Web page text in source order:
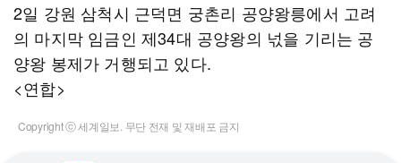
2일 강원 삼척시 근덕면 궁촌리 공양왕릉에서 고려
의 마지막 임금인 제34대 공양왕의 넋을 기리는 공
양왕 봉제가 거행되고 있다.
<연합>
Copyright ⓒ 세계일보. 무단 전재 및 재배포 금지